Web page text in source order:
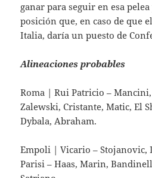
ganar para seguir en esa
posición que, en caso de que
Italia, daría un puesto de
Alineaciones probables
Roma | Rui Patricio –
Zalewski, Cristante, Matic, El
Dybala, Abraham.
Empoli | Vicario – Stojanovic,
Parisi – Haas, Marin,